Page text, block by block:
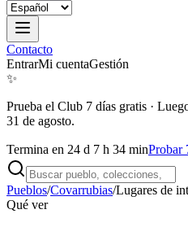
Contacto
EntrarMi cuentaGestión
✨
Prueba el Club 7 días gratis ·
31 de agosto.
Termina en 24 d 7 h 34 minProbar
Pueblos/Covarrubias/Lugares de
Qué ver